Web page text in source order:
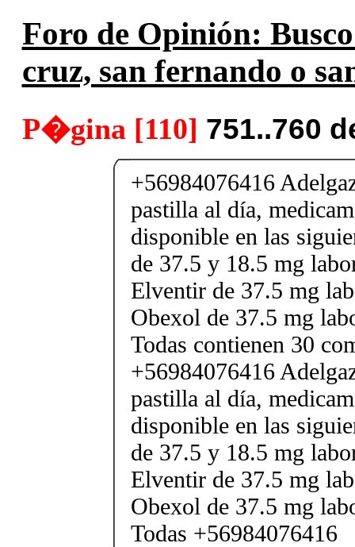
Foro de Opinión:
cruz, san fernando o
P�gina [110] 751..760
+56984076416
pastilla al día,
disponible en las
de 37.5 y 18.5 mg
Elventir de 37.5 mg
Obexol de 37.5 mg
Todas contienen 30
+56984076416
pastilla al día,
disponible en las
de 37.5 y 18.5 mg
Elventir de 37.5 mg
Obexol de 37.5 mg
Todas +56984076416